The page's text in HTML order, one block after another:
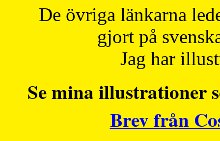
De övriga länkarna
gjort på
Jag har
Se mina illustrationer
Brev från